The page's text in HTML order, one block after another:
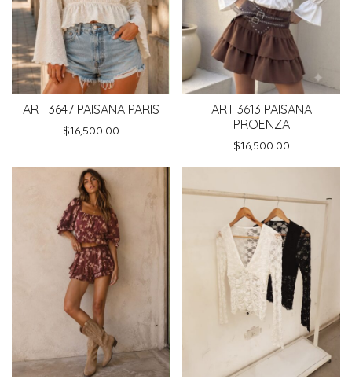
ART 3647 PAISANA PARIS
$16,500.00
ART 3613 PAISANA
PROENZA
$16,500.00